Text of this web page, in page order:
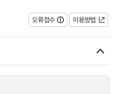
오류접수
이용방법